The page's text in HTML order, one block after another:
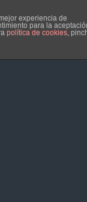
experiencia de
para la
política de cookies,